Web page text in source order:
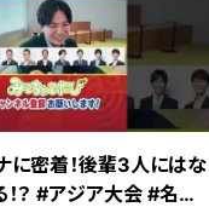
に密着！後輩3人にはな
？ #アジア大会 #名古